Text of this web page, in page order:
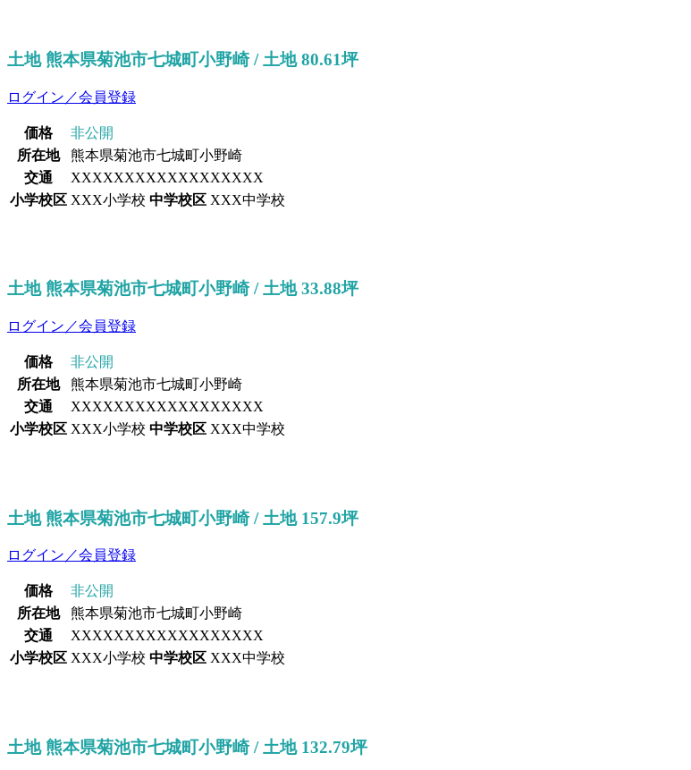
土地 熊本県菊池市七城町小野崎 / 土地 80.61坪
ログイン／会員登録
価格
非公開
所在地
熊本県菊池市七城町小野崎
交通
XXXXXXXXXXXXXXXXXX
小学校区 XXX小学校 中学校区 XXX中学校
土地 熊本県菊池市七城町小野崎 / 土地 33.88坪
ログイン／会員登録
価格
非公開
所在地
熊本県菊池市七城町小野崎
交通
XXXXXXXXXXXXXXXXXX
小学校区 XXX小学校 中学校区 XXX中学校
土地 熊本県菊池市七城町小野崎 / 土地 157.9坪
ログイン／会員登録
価格
非公開
所在地
熊本県菊池市七城町小野崎
交通
XXXXXXXXXXXXXXXXXX
小学校区 XXX小学校 中学校区 XXX中学校
土地 熊本県菊池市七城町小野崎 / 土地 132.79坪